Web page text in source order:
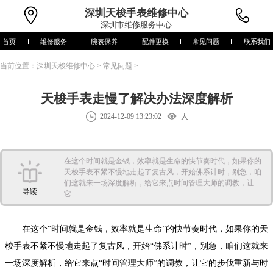
深圳 天梭手表维修中心
深圳市维修服务中心
首页 维修服务 腕表保养 配件更换 常见问题 联系我们
当前位置： 深圳天梭维修中心 > 常见问题 >
天梭手表走慢了解决办法深度解析
2024-12-09 13:23:02 人
导读
在这个时间就是金钱，效率就是生命的快节奏时代，如果你的
天梭手表不紧不慢地走起了复古风，开始佛系计时，别急，咱
们这就来一场深度解析，给它来点时间管理大师的调教，让
它......
在这个“时间就是金钱，效率就是生命”的快节奏时代，如果你的天
梭手表不紧不慢地走起了复古风，开始“佛系计时”，别急，咱们这就来
一场深度解析，给它来点“时间管理大师”的调教，让它的步伐重新与时